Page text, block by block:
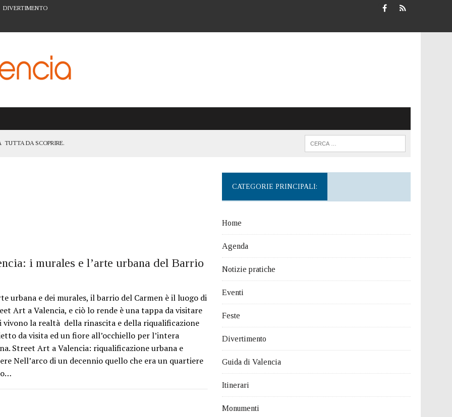
DIVERTIMENTO
DA SCOPRIRE.
URBANA DEL BARRIO DEL CARMEN
FIGLI: IL SISTEMA SCOLASTICO
PROPOSTE DALL’OCEANOGRÀ FIC
DA VISITARE
MODO EFFICACE
FARE VOLONTARIATO A VALENCIA
OFFERTA DI LAVORO PER ITALIANI
IL TUO TIROCINIO ALL’ESTERO
E FRANCIA. NICOLETTA E IL SOGNO DI VIVERE IN SPAGNA.
i murales e l’arte urbana del Barrio
urbana e dei murales, il barrio del Carmen è il luogo di
Art a Valencia, e ciò lo rende è una tappa da visitare
vivono la realtà della rinascita e della riqualificazione
da visita ed un fiore all’occhiello per l’intera
Street Art a Valencia: riqualificazione urbana e
Nell’arco di un decennio quello che era un quartiere
CATEGORIE PRINCIPALI:
Home
Agenda
Notizie pratiche
Eventi
Feste
Divertimento
Guida di Valencia
Itinerari
Monumenti